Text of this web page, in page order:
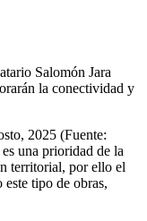
Salomón Jara
la conectividad y
2025 (Fuente:
una prioridad de la
territorial, por ello el
tipo de obras,